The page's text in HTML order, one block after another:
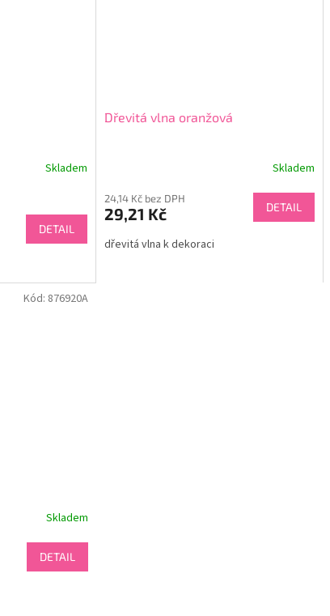
Skladem
DETAIL
Dřevitá vlna oranžová
Skladem
24,14 Kč bez DPH
29,21 Kč DETAIL
dřevitá vlna k dekoraci
Skladem
DETAIL
Kód: 876920A